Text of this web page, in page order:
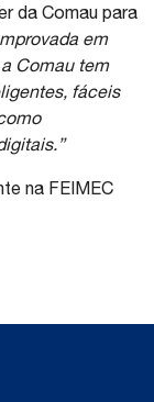
da Comau para
em
Comau tem
fáceis
na FEIMEC